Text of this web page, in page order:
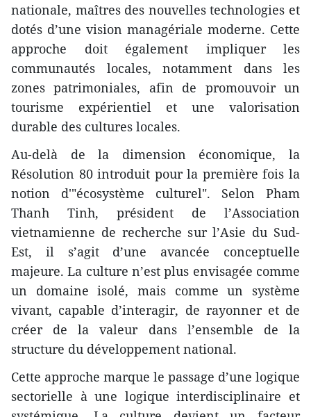
nationale, maîtres des nouvelles technologies et
dotés d’une vision managériale moderne. Cette
approche doit également impliquer les
communautés locales, notamment dans les
zones patrimoniales, afin de promouvoir un
tourisme expérientiel et une valorisation
durable des cultures locales.
​Au-delà de la dimension économique, la
Résolution 80 introduit pour la première fois la
notion d'"écosystème culturel". Selon Pham
Thanh Tinh, président de l’Association
vietnamienne de recherche sur l’Asie du Sud-
Est, il s’agit d’une avancée conceptuelle
majeure. La culture n’est plus envisagée comme
un domaine isolé, mais comme un système
vivant, capable d’interagir, de rayonner et de
créer de la valeur dans l’ensemble de la
structure du développement national.
​Cette approche marque le passage d’une logique
sectorielle à une logique interdisciplinaire et